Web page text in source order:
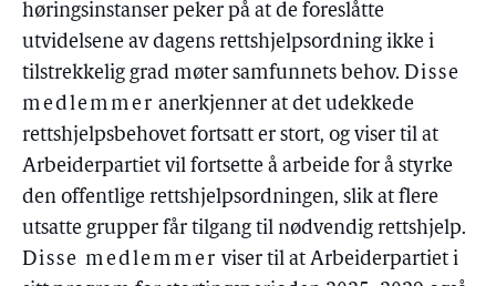
høringsinstanser peker på at de foreslåtte
utvidelsene av dagens rettshjelpsordning ikke i
tilstrekkelig grad møter samfunnets behov. Disse
medlemmer anerkjenner at det udekkede
rettshjelpsbehovet fortsatt er stort, og viser til at
Arbeiderpartiet vil fortsette å arbeide for å styrke
den offentlige rettshjelpsordningen, slik at flere
utsatte grupper får tilgang til nødvendig rettshjelp.
Disse medlemmer viser til at Arbeiderpartiet i